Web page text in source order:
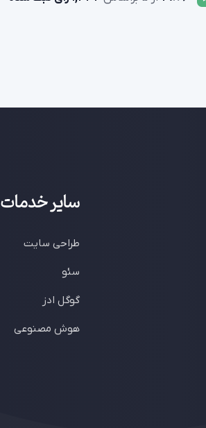
سایر خدمات
طراحی سایت
سئو
گوگل ادز
هوش مصنوعی